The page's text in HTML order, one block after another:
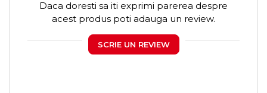
Daca doresti sa iti exprimi parerea despre
acest produs poti adauga un review.
SCRIE UN REVIEW